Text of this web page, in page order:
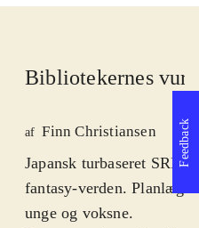
Bibliotekernes
af Finn Christiansen
Japansk turbaseret
fantasy-verden. Planlæg
unge og voksne.
Feedback